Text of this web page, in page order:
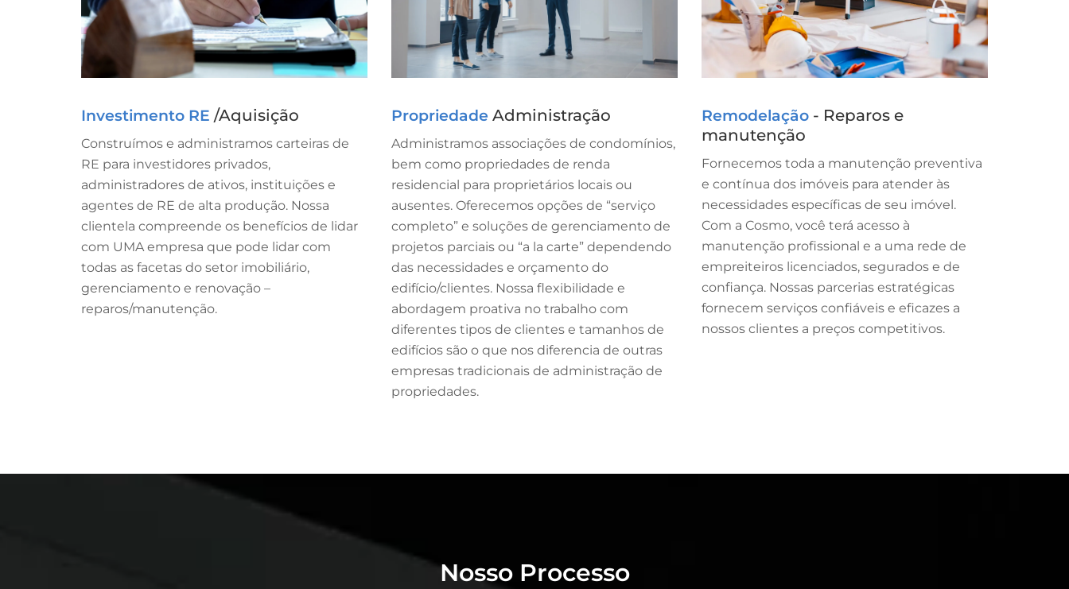
Investimento RE /Aquisição
Construímos e administramos carteiras de
RE para investidores privados,
administradores de ativos, instituições e
agentes de RE de alta produção. Nossa
clientela compreende os benefícios de lidar
com UMA empresa que pode lidar com
todas as facetas do setor imobiliário,
gerenciamento e renovação –
reparos/manutenção.
Propriedade Administração
Administramos associações de condomínios,
bem como propriedades de renda
residencial para proprietários locais ou
ausentes. Oferecemos opções de “serviço
completo” e soluções de gerenciamento de
projetos parciais ou “a la carte” dependendo
das necessidades e orçamento do
edifício/clientes. Nossa flexibilidade e
abordagem proativa no trabalho com
diferentes tipos de clientes e tamanhos de
edifícios são o que nos diferencia de outras
empresas tradicionais de administração de
propriedades.
Remodelação - Reparos e
manutenção
Fornecemos toda a manutenção preventiva
e contínua dos imóveis para atender às
necessidades específicas de seu imóvel.
Com a Cosmo, você terá acesso à
manutenção profissional e a uma rede de
empreiteiros licenciados, segurados e de
confiança. Nossas parcerias estratégicas
fornecem serviços confiáveis e eficazes a
nossos clientes a preços competitivos.
Nosso Processo